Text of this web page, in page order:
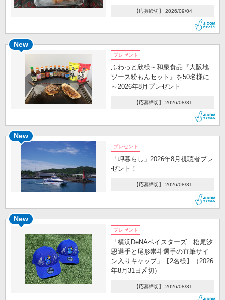
【応募締切】 2026/09/04
New
プレゼント
ふわっと欣様～和泉食品『大阪地
ソース粉もんセット』を50名様に
～2026年8月プレゼント
【応募締切】 2026/08/31
New
プレゼント
「岬暮らし」2026年8月視聴者プレ
ゼント！
【応募締切】 2026/08/31
New
プレゼント
「横浜DeNAベイスターズ 松尾汐
恩選手と尾形崇斗選手の直筆サイ
ン入りキャップ」【2名様】（2026
年8月31日〆切）
【応募締切】 2026/08/31